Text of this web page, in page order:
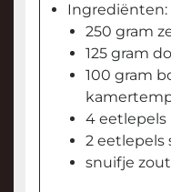
Ingrediënten:
250 gram
125 gram
100 gram
4 eetlepels
2 eetlepels
snuifje zout